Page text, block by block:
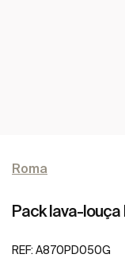
Roma
Pack lava-
REF: A870PD050G